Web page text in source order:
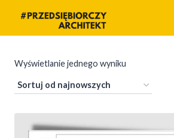
treści
Wyświetlanie jednego wyniku